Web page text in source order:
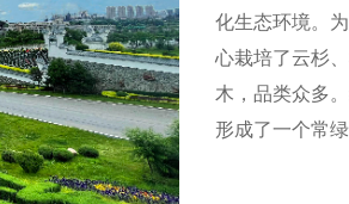
化生态环境。
心栽培了云杉
木，品类众多
形成了一个常